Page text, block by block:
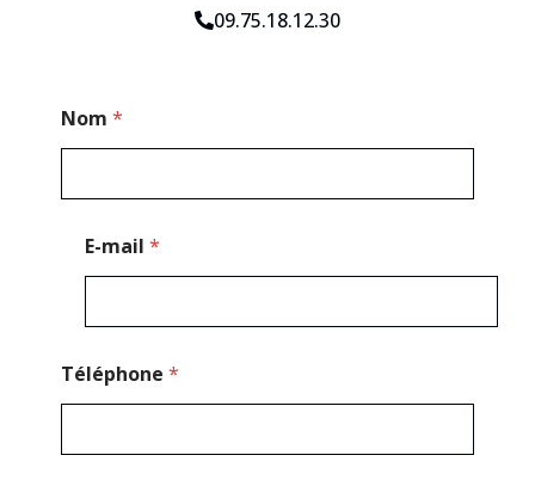
09.75.18.12.30
Nom *
e
s
E-mail *
Téléphone *